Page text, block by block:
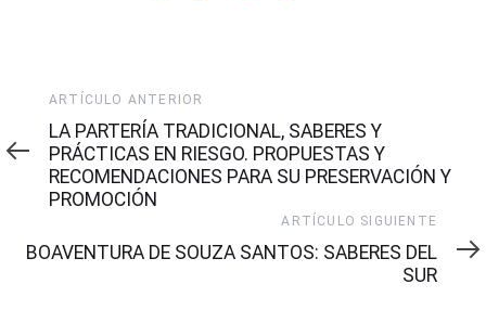
Artículo
Anterior
ARTÍCULO ANTERIOR
LA PARTERÍA TRADICIONAL, SABERES Y
PRÁCTICAS EN RIESGO. PROPUESTAS Y
RECOMENDACIONES PARA SU PRESERVACIÓN Y
PROMOCIÓN
Siguiente
ARTÍCULO SIGUIENTE
BOAVENTURA DE SOUZA SANTOS: SABERES DEL
SUR